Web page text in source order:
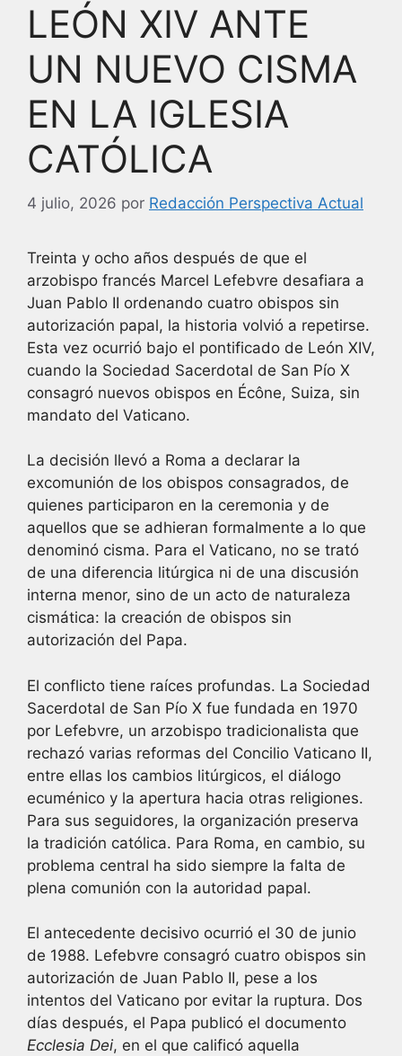
LEÓN XIV ANTE
UN NUEVO CISMA
EN LA IGLESIA
CATÓLICA
4 julio, 2026 por Redacción Perspectiva Actual
Treinta y ocho años después de que el
arzobispo francés Marcel Lefebvre desafiara a
Juan Pablo II ordenando cuatro obispos sin
autorización papal, la historia volvió a repetirse.
Esta vez ocurrió bajo el pontificado de León XIV,
cuando la Sociedad Sacerdotal de San Pío X
consagró nuevos obispos en Écône, Suiza, sin
mandato del Vaticano.
La decisión llevó a Roma a declarar la
excomunión de los obispos consagrados, de
quienes participaron en la ceremonia y de
aquellos que se adhieran formalmente a lo que
denominó cisma. Para el Vaticano, no se trató
de una diferencia litúrgica ni de una discusión
interna menor, sino de un acto de naturaleza
cismática: la creación de obispos sin
autorización del Papa.
El conflicto tiene raíces profundas. La Sociedad
Sacerdotal de San Pío X fue fundada en 1970
por Lefebvre, un arzobispo tradicionalista que
rechazó varias reformas del Concilio Vaticano II,
entre ellas los cambios litúrgicos, el diálogo
ecuménico y la apertura hacia otras religiones.
Para sus seguidores, la organización preserva
la tradición católica. Para Roma, en cambio, su
problema central ha sido siempre la falta de
plena comunión con la autoridad papal.
El antecedente decisivo ocurrió el 30 de junio
de 1988. Lefebvre consagró cuatro obispos sin
autorización de Juan Pablo II, pese a los
intentos del Vaticano por evitar la ruptura. Dos
días después, el Papa publicó el documento
Ecclesia Dei, en el que calificó aquella